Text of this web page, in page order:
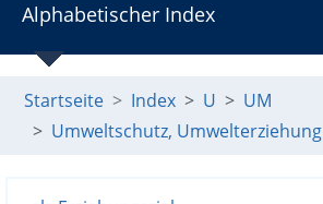
Alphabetischer Index
Startseite Index U
UM
Umweltschutz, Umwelterziehung